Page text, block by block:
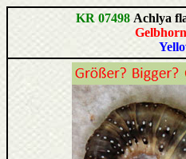
KR 07498 Achlya